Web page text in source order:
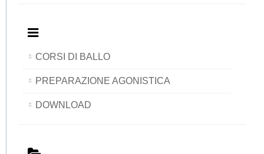
CORSI DI BALLO
PREPARAZIONE AGONISTICA
DOWNLOAD